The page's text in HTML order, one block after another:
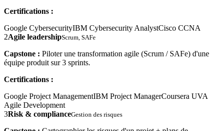
Certifications :
Google CybersecurityIBM Cybersecurity AnalystCisco CCNA
2Agile leadershipScrum, SAFe
Capstone : Piloter une transformation agile (Scrum / SAFe) d'une
équipe produit sur 3 sprints.
Certifications :
Google Project ManagementIBM Project ManagerCoursera UVA
Agile Development
3Risk & complianceGestion des risques